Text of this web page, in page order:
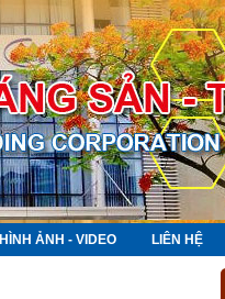
HÌNH ẢNH - VIDEO LIÊN HỆ